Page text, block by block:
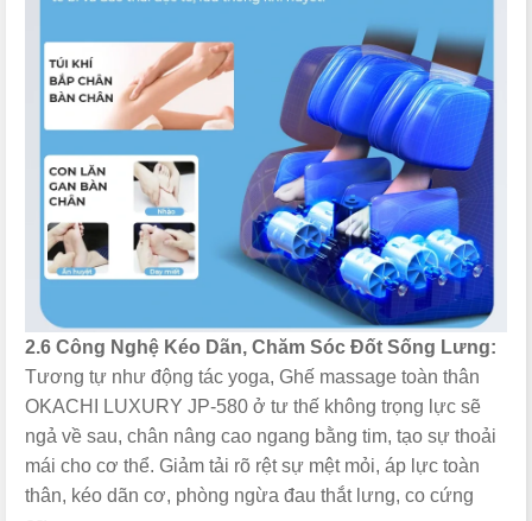
2.6 Công Nghệ Kéo Dãn, Chăm Sóc Đốt Sống Lưng:
Tương tự như động tác yoga, Ghế massage toàn thân
OKACHI LUXURY JP-580 ở tư thế không trọng lực sẽ
ngả về sau, chân nâng cao ngang bằng tim, tạo sự thoải
mái cho cơ thể. Giảm tải rõ rệt sự mệt mỏi, áp lực toàn
thân, kéo dãn cơ, phòng ngừa đau thắt lưng, co cứng